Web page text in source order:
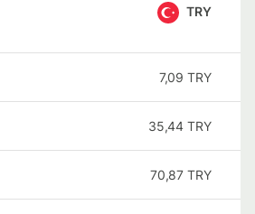
TRY
7,09 TRY
35,44 TRY
70,87 TRY